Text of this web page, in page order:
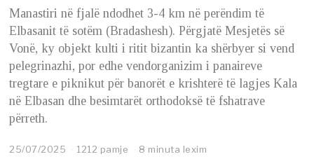
Manastiri në fjalë ndodhet 3-4 km në perëndim të
Elbasanit të sotëm (Bradashesh). Përgjatë Mesjetës së
Vonë, ky objekt kulti i ritit bizantin ka shërbyer si vend
pelegrinazhi, por edhe vendorganizim i panaireve
tregtare e piknikut për banorët e krishterë të lagjes Kala
në Elbasan dhe besimtarët orthodoksë të fshatrave
përreth.
25/07/2025 1212 pamje 8 minuta lexim